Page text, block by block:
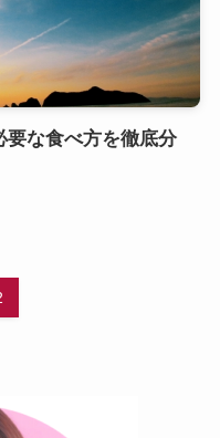
要な食べ方を徹底分